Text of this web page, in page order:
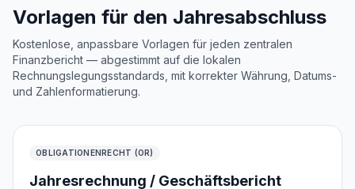
Vorlagen für den Jahresabschluss
Kostenlose, anpassbare Vorlagen für jeden zentralen
Finanzbericht — abgestimmt auf die lokalen
Rechnungslegungsstandards, mit korrekter Währung, Datums-
und Zahlenformatierung.
OBLIGATIONENRECHT (OR)
Jahresrechnung / Geschäftsbericht